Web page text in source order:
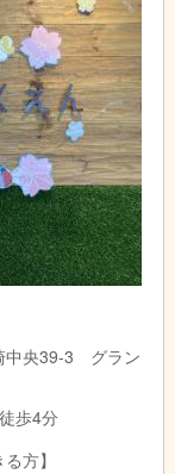
中央39-3 グラン
歩4分
方】